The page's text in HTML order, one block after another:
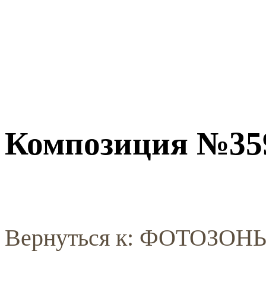
Композиция
Вернуться к: